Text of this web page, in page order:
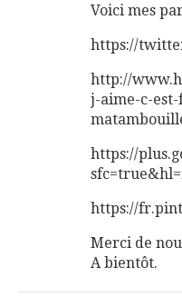
Voici mes
https://
http://
j-aime-c-
https://
https://
Merci de
A bientôt.